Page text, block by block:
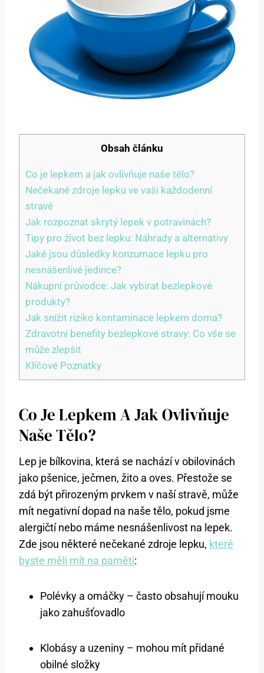
Obsah článku
Co je lepkem a jak ovlivňuje naše tělo?
Nečekané zdroje lepku ve vaší každodenní
stravě
Jak rozpoznat skrytý lepek v potravinách?
Tipy pro život bez lepku: Náhrady a alternativy
Jaké jsou důsledky konzumace lepku pro
nesnášenlivé jedince?
Nákupní průvodce: Jak vybírat bezlepkové
produkty?
Jak snížit riziko kontaminace lepkem doma?
Zdravotní benefity bezlepkové stravy: Co vše se
může zlepšit
Klíčové Poznatky
Co Je Lepkem A Jak Ovlivňuje
Naše Tělo?
Lep je bílkovina, která se nachází v obilovinách
jako pšenice, ječmen, žito a oves. Přestože se
zdá být přirozeným prvkem v naší stravě, může
mít negativní dopad na naše tělo, pokud jsme
alergičtí nebo máme nesnášenlivost na lepek.
Zde jsou některé nečekané zdroje lepku, které
byste měli mít na paměti:
Polévky a omáčky – často obsahují mouku
jako zahušťovadlo
Klobásy a uzeniny – mohou mít přidané
obilné složky